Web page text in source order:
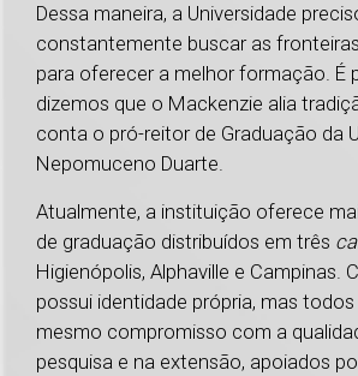
Dessa maneira, a Universidade
constantemente buscar as
para oferecer a melhor formação. É
dizemos que o Mackenzie alia
conta o pró-reitor de Graduação da
Nepomuceno Duarte.
Atualmente, a instituição oferece
de graduação distribuídos em três
Higienópolis, Alphaville e Campinas.
possui identidade própria, mas
mesmo compromisso com a
pesquisa e na extensão, apoiados